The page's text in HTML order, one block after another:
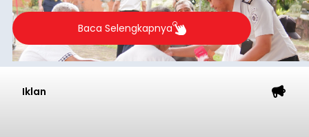
Baca Selengkapnya
Iklan